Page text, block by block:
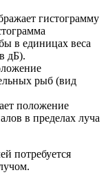
гистограмму
в единицах веса
дБ).
рыб (вид
положение
в пределах луча
потребуется